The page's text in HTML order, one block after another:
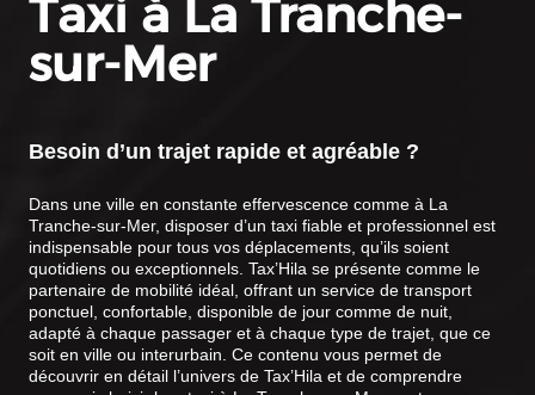
Taxi à La Tranche-
sur-Mer
Besoin d’un trajet rapide et agréable ?
Dans une ville en constante effervescence comme à La
Tranche-sur-Mer, disposer d’un taxi fiable et professionnel est
indispensable pour tous vos déplacements, qu’ils soient
quotidiens ou exceptionnels. Tax’Hila se présente comme le
partenaire de mobilité idéal, offrant un service de transport
ponctuel, confortable, disponible de jour comme de nuit,
adapté à chaque passager et à chaque type de trajet, que ce
soit en ville ou interurbain. Ce contenu vous permet de
découvrir en détail l’univers de Tax’Hila et de comprendre